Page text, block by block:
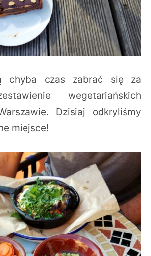
chyba czas zabrać się za
wegetariańskich
Dzisiaj odkryliśmy
miejsce!